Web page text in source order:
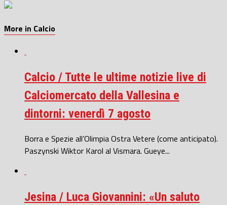
More in Calcio
Calcio / Tutte le ultime notizie live di
Calciomercato della Vallesina e
dintorni: venerdì 7 agosto
Borra e Spezie all’Olimpia Ostra Vetere (come anticipato).
Paszynski Wiktor Karol al Vismara. Gueye...
Jesina / Luca Giovannini: «Un saluto